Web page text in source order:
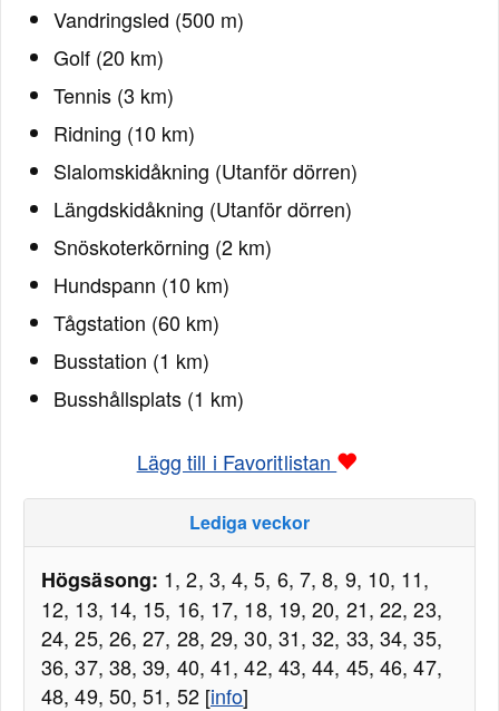
Vandringsled (500 m)
Golf (20 km)
Tennis (3 km)
Ridning (10 km)
Slalomskidåkning (Utanför dörren)
Längdskidåkning (Utanför dörren)
Snöskoterkörning (2 km)
Hundspann (10 km)
Tågstation (60 km)
Busstation (1 km)
Busshållsplats (1 km)
Lägg till i Favoritlistan
Lediga veckor
Högsäsong: 1, 2, 3, 4, 5, 6, 7, 8, 9, 10, 11,
12, 13, 14, 15, 16, 17, 18, 19, 20, 21, 22, 23,
24, 25, 26, 27, 28, 29, 30, 31, 32, 33, 34, 35,
36, 37, 38, 39, 40, 41, 42, 43, 44, 45, 46, 47,
48, 49, 50, 51, 52 [info]